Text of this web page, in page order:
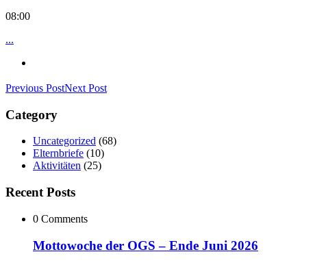
08:00
...
Previous PostNext Post
Category
Uncategorized (68)
Elternbriefe (10)
Aktivitäten (25)
Recent Posts
0 Comments
Mottowoche der OGS – Ende Juni 2026